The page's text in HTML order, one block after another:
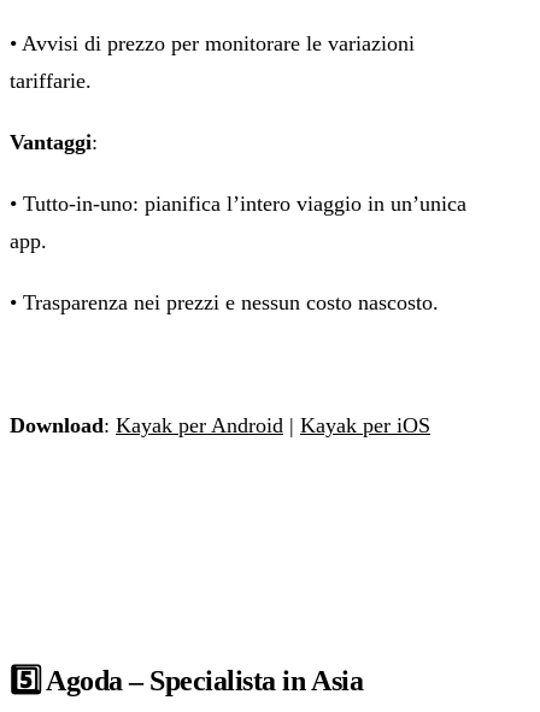
• Avvisi di prezzo per monitorare le variazioni
tariffarie.
Vantaggi:
• Tutto-in-uno: pianifica l’intero viaggio in un’unica
app.
• Trasparenza nei prezzi e nessun costo nascosto.
Download: Kayak per Android | Kayak per iOS
5️⃣ Agoda – Specialista in Asia